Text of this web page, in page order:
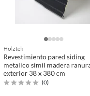
Holztek
Revestimiento pared siding
metalico simíl madera
exterior 38 x 380 cm
(0)